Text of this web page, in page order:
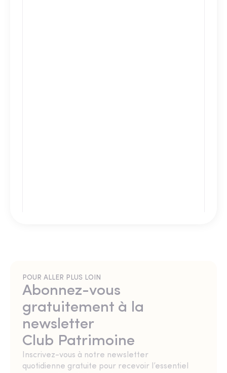
POUR ALLER PLUS LOIN
Abonnez-vous
gratuitement à la
newsletter
Club Patrimoine
Inscrivez-vous à notre newsletter
quotidienne gratuite pour recevoir l’essentiel